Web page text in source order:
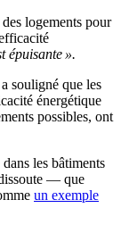
logements pour
épuisante ».
souligné que les
énergétique
possibles, ont
les bâtiments
— que
un exemple